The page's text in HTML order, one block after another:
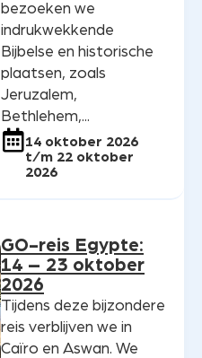
bezoeken we
indrukwekkende
Bijbelse en historische
plaatsen, zoals
Jeruzalem,
Bethlehem,...
14 oktober 2026
t/m 22 oktober
2026
GO-reis Egypte:
14 – 23 oktober
2026
Tijdens deze bijzondere
reis verblijven we in
Caïro en Aswan. We